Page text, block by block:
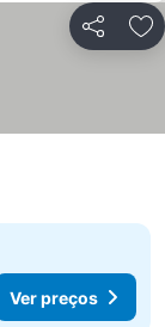
Partilhar
Ver preços